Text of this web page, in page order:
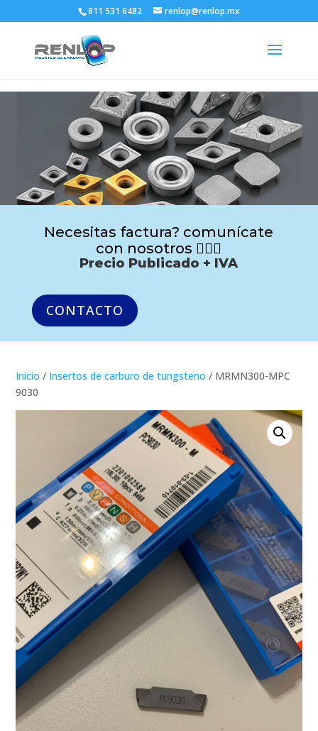
811 531 6482 renlop@renlop.mx
Necesitas factura? comunícate
con nosotros 🙋🏻‍♂️
Precio Publicado + IVA
CONTACTO
Inicio / Insertos de carburo de tungsteno / MRMN300-MPC
9030